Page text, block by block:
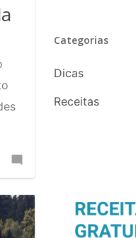
Categorias
Dicas
Receitas